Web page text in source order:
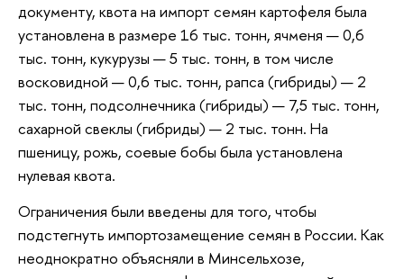
документу, квота на импорт семян картофеля была
установлена в размере 16 тыс. тонн, ячменя — 0,6
тыс. тонн, кукурузы — 5 тыс. тонн, в том числе
восковидной — 0,6 тыс. тонн, рапса (гибриды) — 2
тыс. тонн, подсолнечника (гибриды) — 7,5 тыс. тонн,
сахарной свеклы (гибриды) — 2 тыс. тонн. На
пшеницу, рожь, соевые бобы была установлена
нулевая квота.
Ограничения были введены для того, чтобы
подстегнуть импортозамещение семян в России. Как
неоднократно объясняли в Минсельхозе,